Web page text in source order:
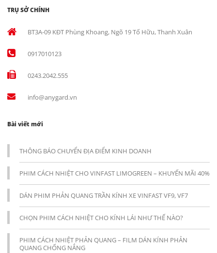
TRỤ SỞ CHÍNH
BT3A-09 KĐT Phùng Khoang, Ngõ 19 Tố Hữu, Thanh Xuân
0917010123
0243.2042.555
info@anygard.vn
Bài viết mới
THÔNG BÁO CHUYỂN ĐỊA ĐIỂM KINH DOANH
PHIM CÁCH NHIỆT CHO VINFAST LIMOGREEN – KHUYẾN MÃI 40%
DÁN PHIM PHẢN QUANG TRẦN KÍNH XE VINFAST VF9, VF7
CHỌN PHIM CÁCH NHIỆT CHO KÍNH LÁI NHƯ THẾ NÀO?
PHIM CÁCH NHIỆT PHẢN QUANG – FILM DÁN KÍNH PHẢN
QUANG CHỐNG NẮNG